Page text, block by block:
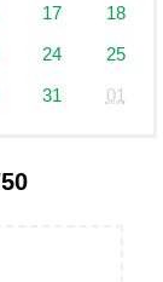
17
18
24
25
31 01